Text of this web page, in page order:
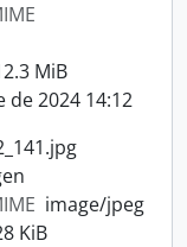
MiB
2024 14:12
image/jpeg
KiB